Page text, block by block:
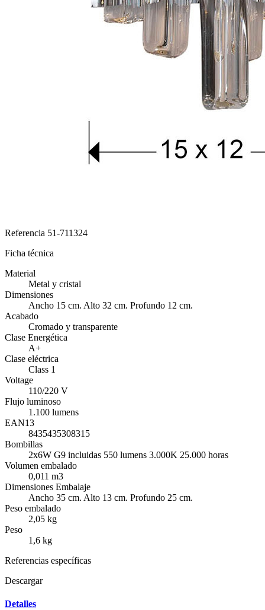
Referencia 51-711324
Ficha técnica
Material
Metal y cristal
Dimensiones
Ancho 15 cm. Alto 32 cm. Profundo 12 cm.
Acabado
Cromado y transparente
Clase Energética
A+
Clase eléctrica
Class 1
Voltage
110/220 V
Flujo luminoso
1.100 lumens
EAN13
8435435308315
Bombillas
2x6W G9 incluidas 550 lumens 3.000K 25.000 horas
Volumen embalado
0,011 m3
Dimensiones Embalaje
Ancho 35 cm. Alto 13 cm. Profundo 25 cm.
Peso embalado
2,05 kg
Peso
1,6 kg
Referencias específicas
Descargar
Detalles